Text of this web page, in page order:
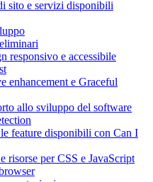
sito e servizi disponibili
responsivo e accessibile
enhancement e Graceful
allo sviluppo del software
feature disponibili con Can I
risorse per CSS e JavaScript